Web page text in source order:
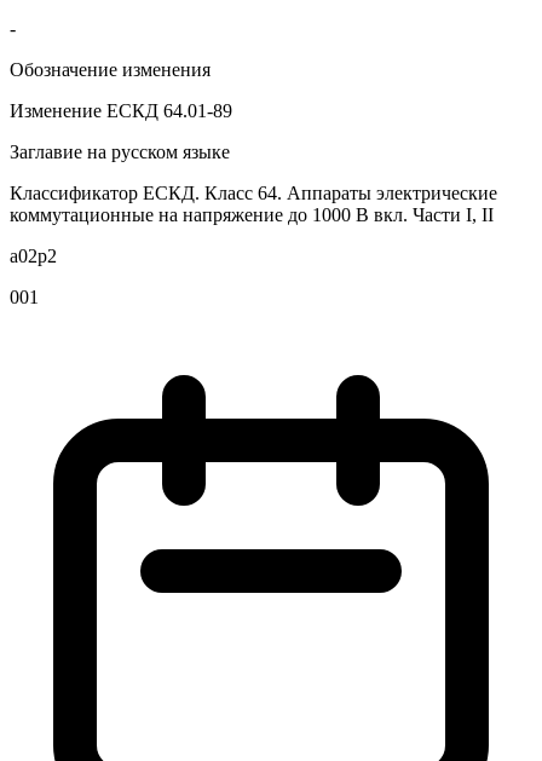
-
Обозначение изменения
Изменение ЕСКД 64.01-89
Заглавие на русском языке
Классификатор ЕСКД. Класс 64. Аппараты электрические
коммутационные на напряжение до 1000 В вкл. Части I, II
a02p2
001